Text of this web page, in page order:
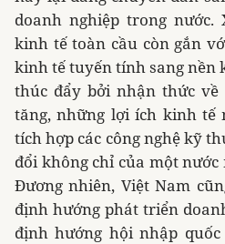
doanh nghiệp trong
kinh tế toàn cầu còn gắn
kinh tế tuyến tính sang nền
thúc đẩy bởi nhận thức
tăng, những lợi ích kinh tế
tích hợp các công nghệ kỹ
đổi không chỉ của một nước
Đương nhiên, Việt Nam
định hướng phát triển
định hướng hội nhập